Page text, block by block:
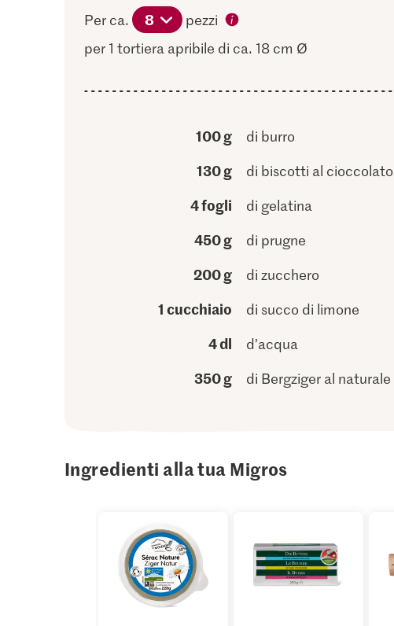
Per ca. 8
pezzi
per 1 tortiera apribile di ca. 18 cm Ø
100 g di burro
130 g di biscotti al cioccolato
4 fogli di gelatina
450 g di prugne
200 g di zucchero
1 cucchiaio di succo di limone
4 dl d’acqua
350 g di Bergziger al naturale
Ingredienti alla tua Migros